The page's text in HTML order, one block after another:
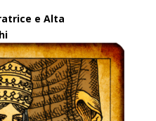
e Alta